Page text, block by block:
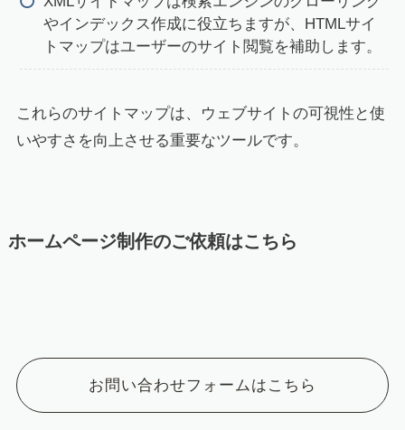
やインデックス作成に役立ちますが、HTMLサイ
トマップはユーザーのサイト閲覧を補助します。
これらのサイトマップは、ウェブサイトの可視性と使
いやすさを向上させる重要なツールです。
ホームページ制作のご依頼はこちら
お問い合わせフォームはこちら